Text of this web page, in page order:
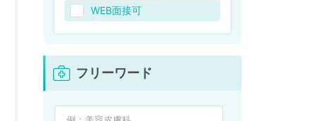
WEB面接可
フリーワード